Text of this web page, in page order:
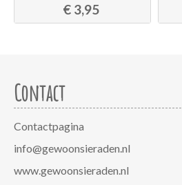
€ 3,95
Contact
Contactpagina
info@gewoonsieraden.nl
www.gewoonsieraden.nl